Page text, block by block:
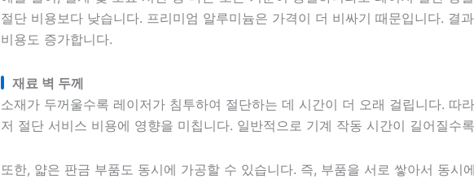
절단 비용보다 낮습니다. 프리미엄 알루미늄은 가격이 더 비싸기 때문입니다. 결
비용도 증가합니다.
재료 벽 두께
소재가 두꺼울수록 레이저가 침투하여 절단하는 데 시간이 더 오래 걸립니다. 따
저 절단 서비스 비용에 영향을 미칩니다. 일반적으로 기계 작동 시간이 길어질수
또한, 얇은 판금 부품도 동시에 가공할 수 있습니다. 즉, 부품을 서로 쌓아서 동시